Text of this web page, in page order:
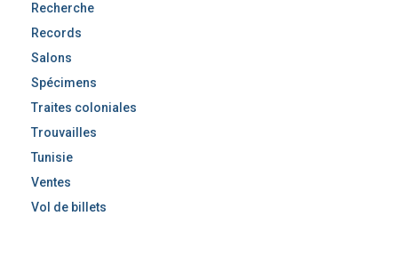
Recherche
Records
Salons
Spécimens
Traites coloniales
Trouvailles
Tunisie
Ventes
Vol de billets